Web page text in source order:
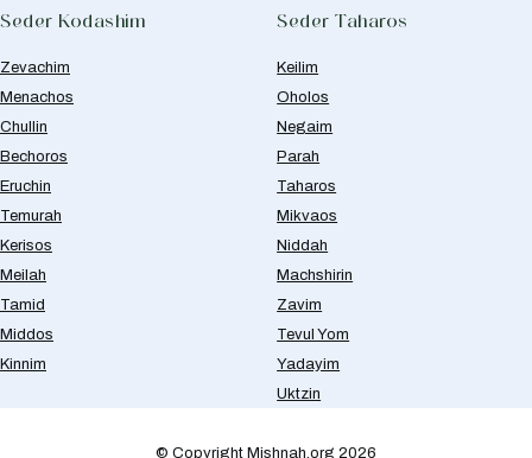
Seder Kodashim
Zevachim
Menachos
Chullin
Bechoros
Eruchin
Temurah
Kerisos
Meilah
Tamid
Middos
Kinnim
Seder Taharos
Keilim
Oholos
Negaim
Parah
Taharos
Mikvaos
Niddah
Machshirin
Zavim
Tevul Yom
Yadayim
Uktzin
© Copyright Mishnah.org 2026